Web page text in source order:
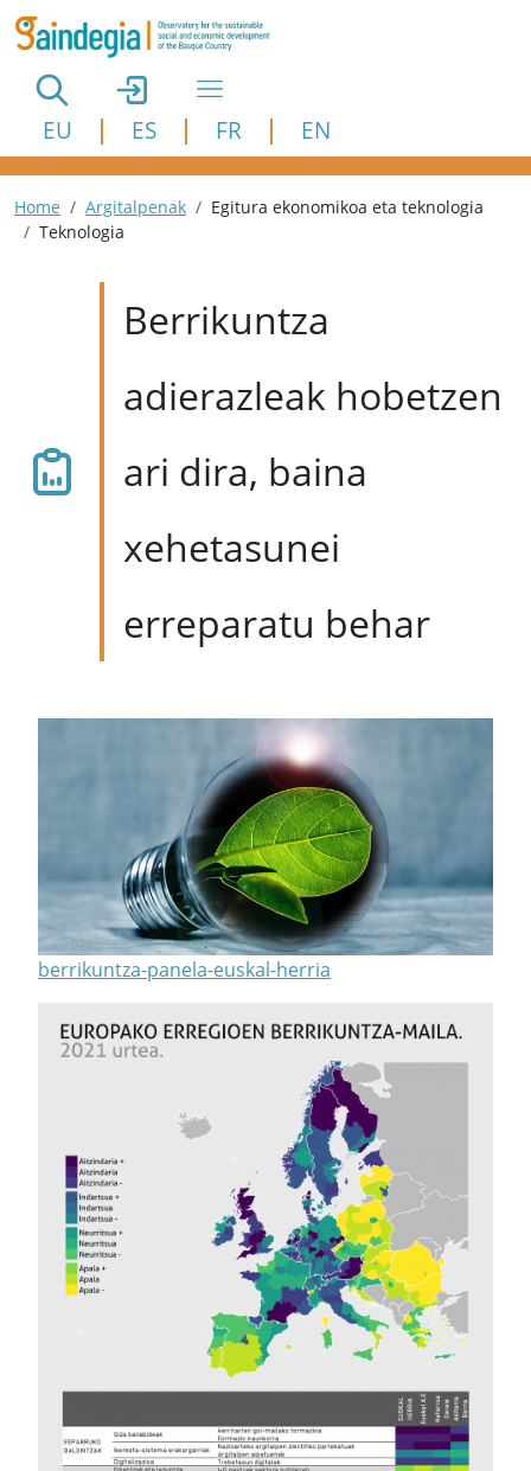
Skip to main content
EU ES FR EN
Breadcrumb
Home Argitalpenak
Egitura ekonomikoa eta teknologia
Teknologia
Berrikuntza
adierazleak hobetzen
ari dira, baina
xehetasunei
erreparatu behar
berrikuntza-panela-euskal-herria